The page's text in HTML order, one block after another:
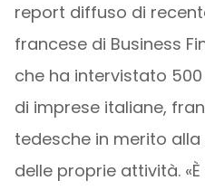
report diffuso di
francese di Business
che ha intervistato
di imprese italiane,
tedesche in merito
delle proprie attività.